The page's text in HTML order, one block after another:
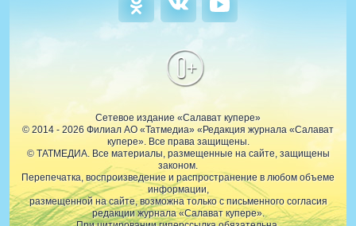
0+
Сетевое издание «Салават купере»
© 2014 - 2026 Филиал АО «Татмедиа» «Редакция журнала «Салават
купере». Все права защищены.
© ТАТМЕДИА. Все материалы, размещенные на сайте, защищены
законом.
Перепечатка, воспроизведение и распространение в любом объеме
информации,
размещенной на сайте, возможна только с письменного согласия
редакции журнала «Салават купере».